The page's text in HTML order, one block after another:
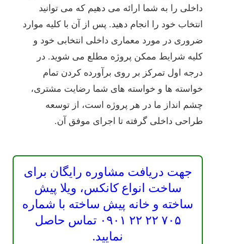
داخلی را به شما ارائه می دهیم که می توانید
انتخاب خود را انجام دهید. پس از آن با کلیه موارد
ضروری در مورد معماری داخلی انتخابی خود و
کلیه شرایط ممکن پروژه مطلع می شوید. در
درجه اول تمرکز بر روی برآورده کردن تمام
خواسته ها و خواسته های شما رضایت مشتری،
چشم انداز ما در هر پروژه است، از توسعه
طراحی داخلی گرفته تا اجرای موفق آن.
جهت دریافت مشاوره رایگان برای
ساخت انواع کانکس، ویلا پیش
ساخته و خانه پیش ساخته با شماره
۷۰۵ ۲۲ ۲۲ ۰۹۰۱ تماس حاصل
نمایید.